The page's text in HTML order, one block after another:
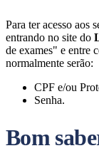
Para ter acesso aos
entrando no site do
de exames" e entre
normalmente serão:
CPF e/ou
Senha.
Bom